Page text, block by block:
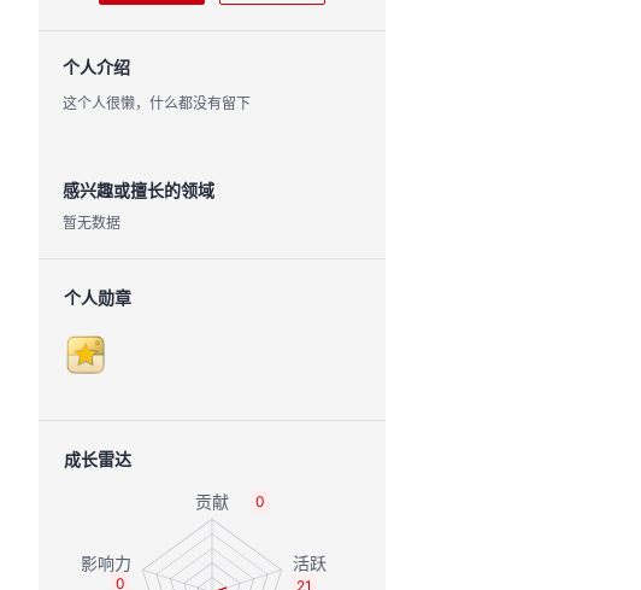
个人介绍
这个人很懒，什么都没有留下
感兴趣或擅长的领域
暂无数据
个人勋章
成长雷达
0
21
0